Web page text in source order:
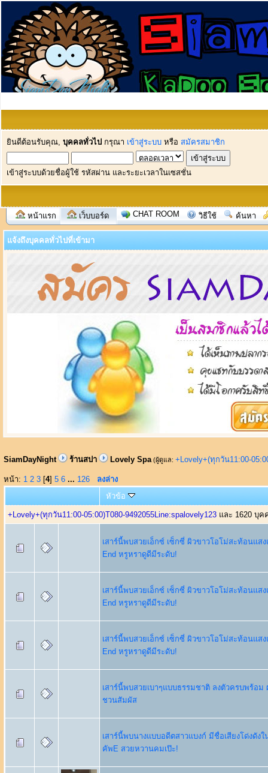
ยินดีต้อนรับคุณ, บุคคลทั่วไป กรุณา เข้าสู่ระบบ หรือ สมัครสมาชิก
เข้าสู่ระบบด้วยชื่อผู้ใช้ รหัสผ่าน และระยะเวลาในเซสชั่น
หน้าแรก เว็บบอร์ด CHAT ROOM วิธีใช้ ค้นหา
แจ้งถึงบุคคลทั่วไปที่เข้ามา
SiamDayNight ร้านสปา Lovely Spa (ผู้ดูแล: +Lovely+(ทุกวัน11:00-
หน้า: 1 2 3 [4] 5 6 ... 126
ลงล่าง
หัวข้อ
+Lovely+(ทุกวัน11:00-05:00)T080-9492055Line:spalovely123 และ 1620 บุค
เสาร์นี้พบสวยเอ็กซ์ เซ็กซี่ ผิวขาวโอโม่สะท้อนแสง
End หรูหราดูดีมีระดับ!
เสาร์นี้พบสวยเอ็กซ์ เซ็กซี่ ผิวขาวโอโม่สะท้อนแสง
End หรูหราดูดีมีระดับ!
เสาร์นี้พบสวยเอ็กซ์ เซ็กซี่ ผิวขาวโอโม่สะท้อนแสง
End หรูหราดูดีมีระดับ!
เสาร์นี้พบสวยเบาๆแบบธรรมชาติ ลงตัวครบพร้อม
ชวนสัมผัส
เสาร์นี้พบนางแบบอดีตสาวแบงก์ มีชื่อเสียงโด่งดังใ
คัพE สวยหวานคมเป๊ะ!